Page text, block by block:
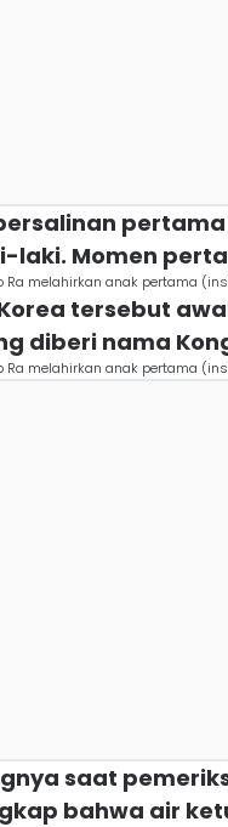
laki. Momen
Ra melahirkan anak pertama
tersebut
diberi nama
Ra melahirkan anak pertama
saat
bahwa air